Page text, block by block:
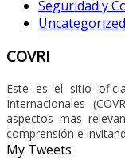
Seguridad y
Uncategorized
COVRI
Este es el sitio
Internacionales
aspectos mas
comprensión e
My Tweets